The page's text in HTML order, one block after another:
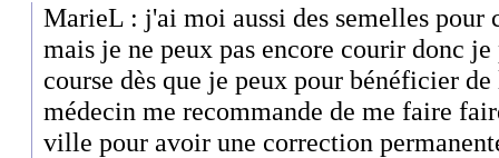
MarieL : j'ai moi aussi des semelles
mais je ne peux pas encore courir donc je
course dès que je peux pour bénéficier
médecin me recommande de me faire
ville pour avoir une correction